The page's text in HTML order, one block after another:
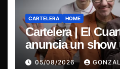
CARTELERA HOME
Cartelera | El
anuncia un show
irrepetible en el
05/08/2026